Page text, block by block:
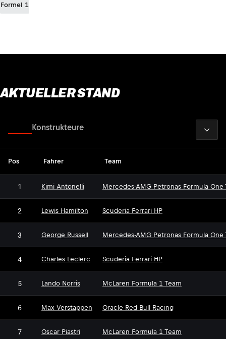
Formel 1
AKTUELLER STAND
Konstrukteure
Pos Fahrer Team
1 Kimi Antonelli Mercedes-AMG Petronas Formula One
2 Lewis Hamilton Scuderia Ferrari HP
3 George Russell Mercedes-AMG Petronas Formula One
4 Charles Leclerc Scuderia Ferrari HP
5 Lando Norris McLaren Formula 1 Team
6 Max Verstappen Oracle Red Bull Racing
7 Oscar Piastri McLaren Formula 1 Team